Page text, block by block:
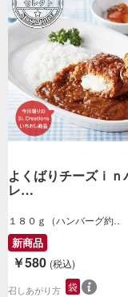
よくばりチーズｉｎ
レ…
１８０ｇ（ハンバーグ約
８０ｇ、カレーソ…
新商品
￥580 (税込)
召しあがり方 袋